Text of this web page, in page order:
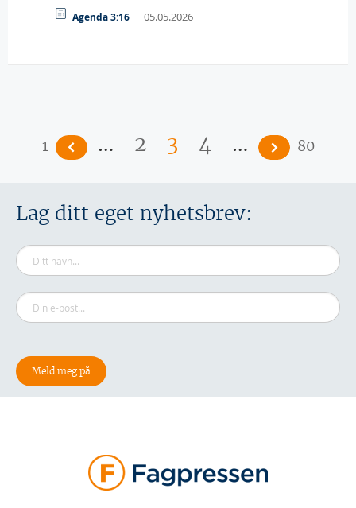
Agenda 3:16 05.05.2026
1 … 2 3 4 … 80
Lag ditt eget nyhetsbrev: